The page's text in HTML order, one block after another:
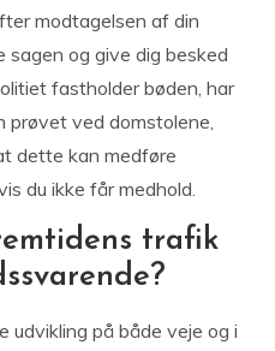
modtagelsen af din
sagen og give dig besked
fastholder bøden, har
prøvet ved domstolene,
dette kan medføre
du ikke får medhold.
trafik
udvikling på både veje og i